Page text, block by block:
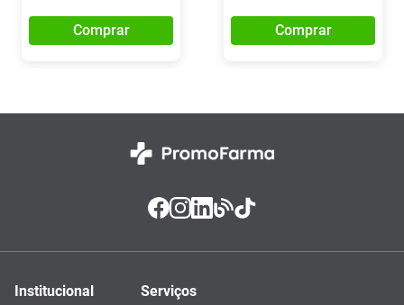
Comprar Comprar
Institucional Serviços